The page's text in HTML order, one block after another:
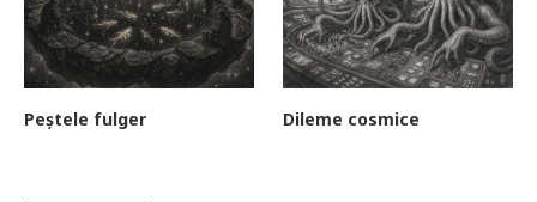
Peștele fulger Dileme cosmice